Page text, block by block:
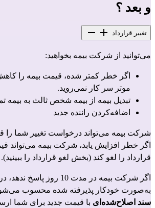
و بعد ؟
تغییر قرارداد
می‌توانید از شرکت بیمه‌ بخواهید:
موتر سر کار نمی‌روید.
تبدیل بیمه از بیمه شخص ثالث به بیمه
اضافه‌کردن راننده جدید
شرکت بیمه‌ می‌تواند درخواست تغییر شما را قبول یا رد کند.
قرارداد را لغو کند (بخش لغو قرارداد را ببینید).
به‌صورت خودکار پذیرفته شده محسوب می‌شود. در این صورت،
سند اصلاح‌شده‌ای